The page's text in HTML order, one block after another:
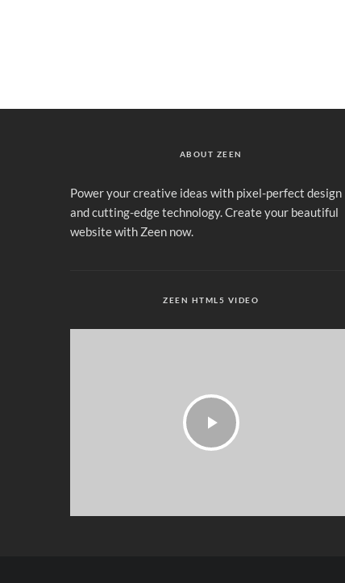
ABOUT ZEEN
Power your creative ideas with pixel-perfect design
and cutting-edge technology. Create your beautiful
website with Zeen now.
ZEEN HTML5 VIDEO